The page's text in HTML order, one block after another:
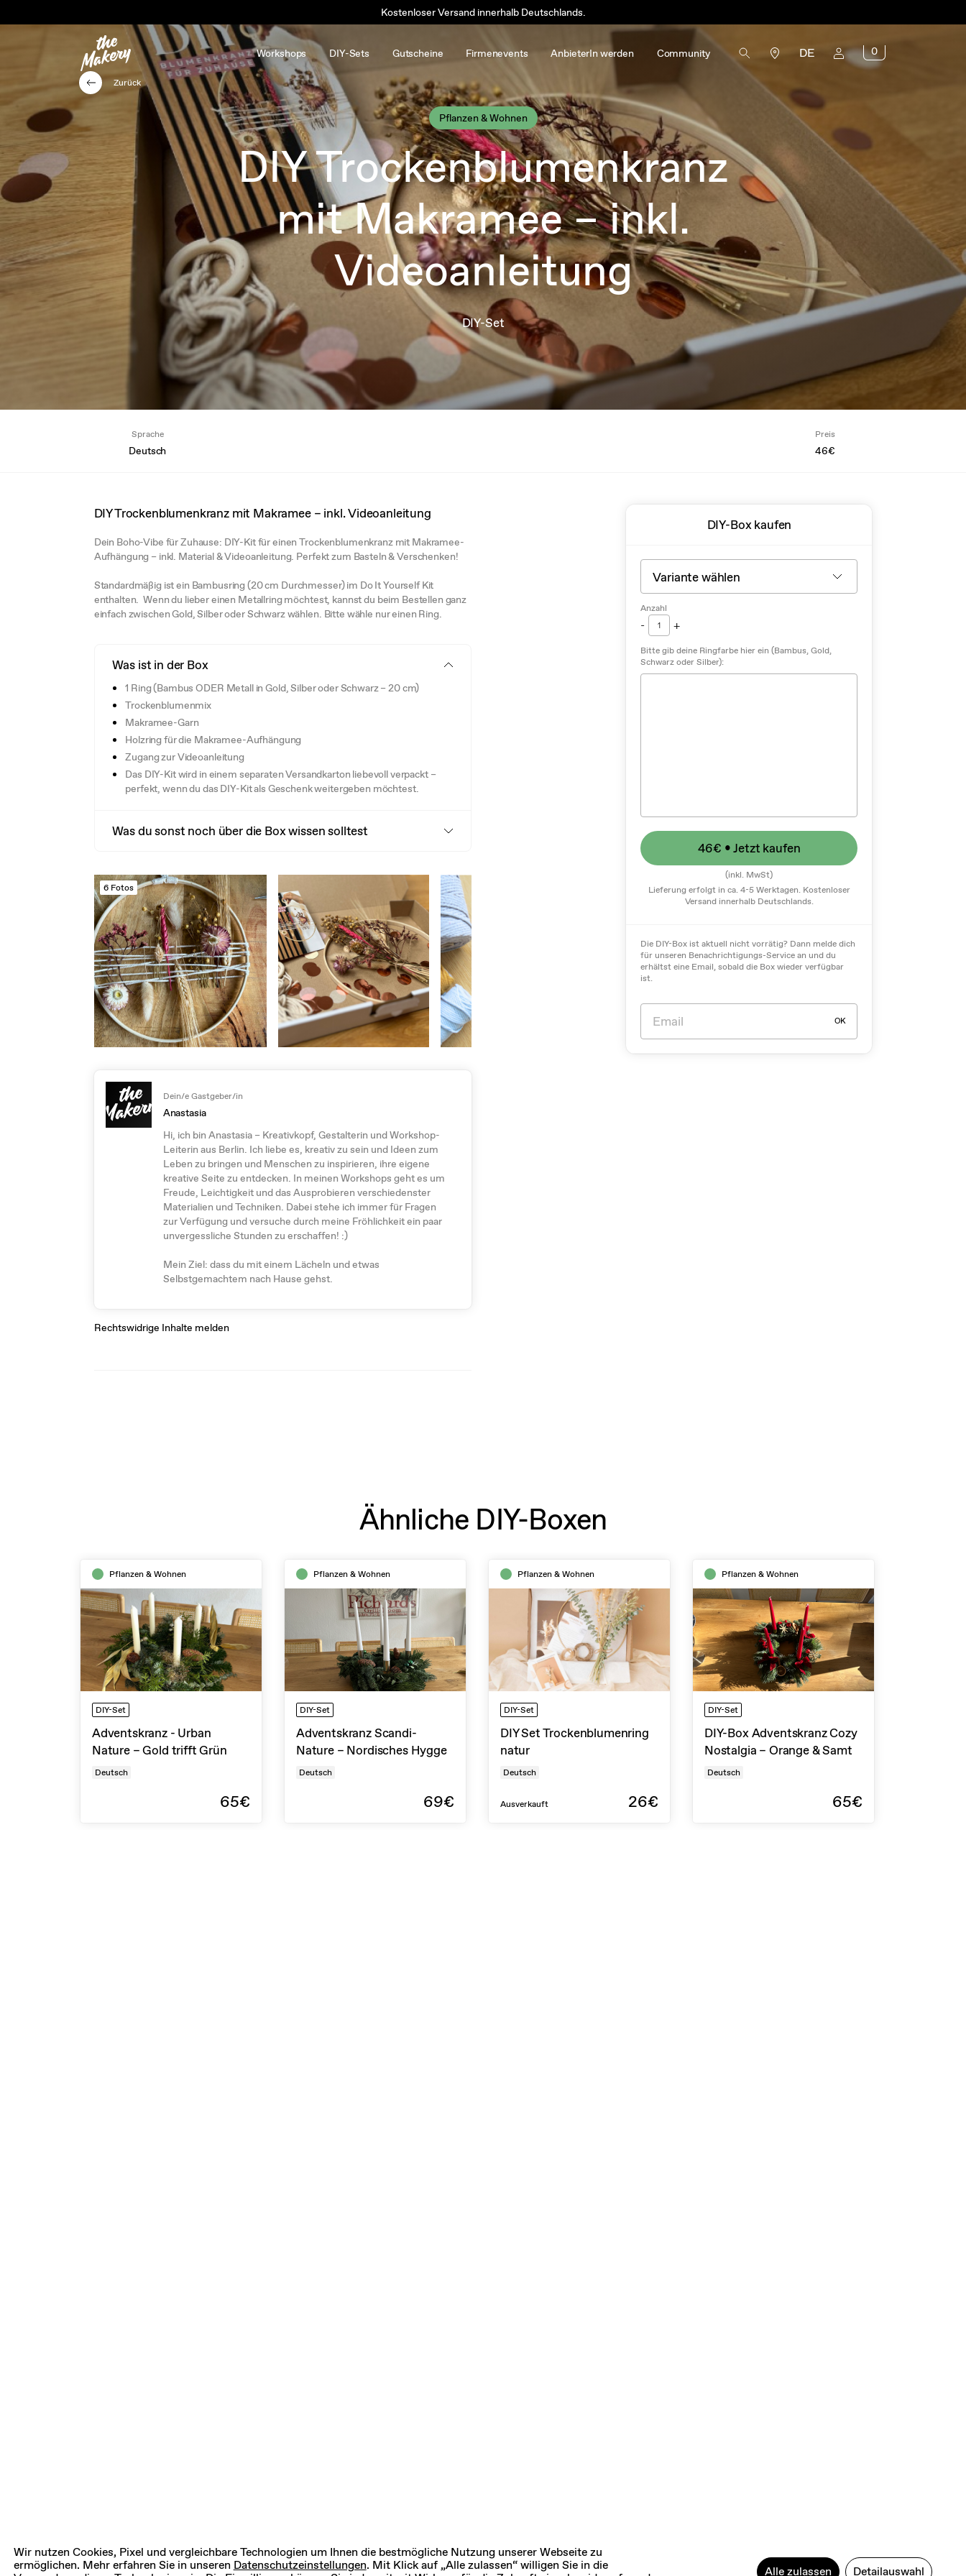
Kostenloser Versand innerhalb Deutschlands.
Workshops DIY-Sets Gutscheine Firmenevents AnbieterIn werden Community DE 0
Pflanzen & Wohnen
DIY Trockenblumenkranz
mit Makramee – inkl.
Videoanleitung
DIY-Set
Zurück
Sprache
Deutsch
Preis
46€
DIY Trockenblumenkranz mit Makramee – inkl. Videoanleitung
Dein Boho-Vibe für Zuhause: DIY-Kit für einen Trockenblumenkranz mit Makramee-
Aufhängung – inkl. Material & Videoanleitung. Perfekt zum Basteln & Verschenken!
Standardmäßig ist ein Bambusring (20 cm Durchmesser) im Do It Yourself Kit
enthalten. Wenn du lieber einen Metallring möchtest, kannst du beim Bestellen ganz
einfach zwischen Gold, Silber oder Schwarz wählen. Bitte wähle nur einen Ring.
Was ist in der Box
1 Ring (Bambus ODER Metall in Gold, Silber oder Schwarz – 20 cm)
Trockenblumenmix
Makramee-Garn
Holzring für die Makramee-Aufhängung
Zugang zur Videoanleitung
Das DIY-Kit wird in einem separaten Versandkarton liebevoll verpackt –
perfekt, wenn du das DIY-Kit als Geschenk weitergeben möchtest.
Was du sonst noch über die Box wissen solltest
6 Fotos
Dein/e Gastgeber/in
Anastasia
Hi, ich bin Anastasia – Kreativkopf, Gestalterin und Workshop-
Leiterin aus Berlin. Ich liebe es, kreativ zu sein und Ideen zum
Leben zu bringen und Menschen zu inspirieren, ihre eigene
kreative Seite zu entdecken. In meinen Workshops geht es um
Freude, Leichtigkeit und das Ausprobieren verschiedenster
Materialien und Techniken. Dabei stehe ich immer für Fragen
zur Verfügung und versuche durch meine Fröhlichkeit ein paar
unvergessliche Stunden zu erschaffen! :)
Mein Ziel: dass du mit einem Lächeln und etwas
Selbstgemachtem nach Hause gehst.
Rechtswidrige Inhalte melden
DIY-Box kaufen
Anzahl
- 1 +
Bitte gib deine Ringfarbe hier ein (Bambus, Gold,
Schwarz oder Silber):
46€ • Jetzt kaufen
(inkl. MwSt)
Lieferung erfolgt in ca. 4-5 Werktagen. Kostenloser
Versand innerhalb Deutschlands.
Die DIY-Box ist aktuell nicht vorrätig? Dann melde dich
für unseren Benachrichtigungs-Service an und du
erhältst eine Email, sobald die Box wieder verfügbar
ist.
OK
Ähnliche DIY-Boxen
Pflanzen & Wohnen
DIY-Set
Adventskranz - Urban
Nature – Gold trifft Grün
Deutsch
65€
Pflanzen & Wohnen
DIY-Set
Adventskranz Scandi-
Nature – Nordisches Hygge
Deutsch
69€
Pflanzen & Wohnen
DIY-Set
DIY Set Trockenblumenring
natur
Deutsch
Ausverkauft 26€
Pflanzen & Wohnen
DIY-Set
DIY-Box Adventskranz Cozy
Nostalgia – Orange & Samt
Deutsch
65€
Wir nutzen Cookies, Pixel und vergleichbare Technologien um Ihnen die bestmögliche Nutzung unserer Webseite zu
ermöglichen. Mehr erfahren Sie in unseren Datenschutzeinstellungen. Mit Klick auf „Alle zulassen“ willigen Sie in die
Alle zulassen Detailauswahl